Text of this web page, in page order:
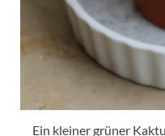
Ein kleiner grüner